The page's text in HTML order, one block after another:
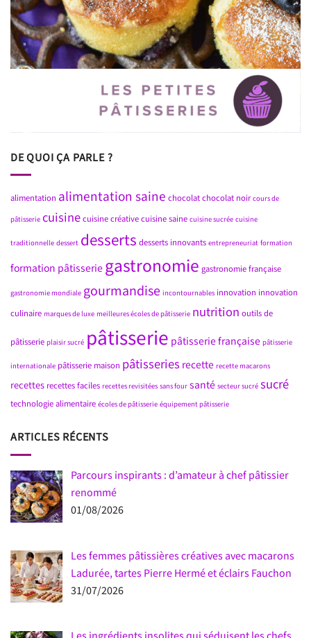
DE QUOI ÇA PARLE ?
alimentation alimentation saine chocolatchocolat noir cours de
pâtisserie cuisinecuisine créativecuisine saine cuisine sucrée cuisine
traditionnelle dessert desserts desserts innovants entrepreneuriat formation
formation pâtisserie gastronomie gastronomie française
gastronomie mondiale gourmandise incontournables innovation innovation
culinaire marques de luxe meilleures écoles de pâtisserie nutrition outils de
pâtisserie plaisir sucré pâtisserie pâtisserie française pâtisserie
internationale pâtisserie maison pâtisseries recette recette macarons
recettes recettes faciles recettes revisitées sans four santé secteur sucré sucré
technologie alimentaire écoles de pâtisserie équipement pâtisserie
ARTICLES RÉCENTS
Parcours inspirants : d’amateur à chef pâtissier
renommé
01/08/2026
Les femmes pâtissières créatives avec macarons
Ladurée, tartes Pierre Hermé et éclairs Fauchon
31/07/2026